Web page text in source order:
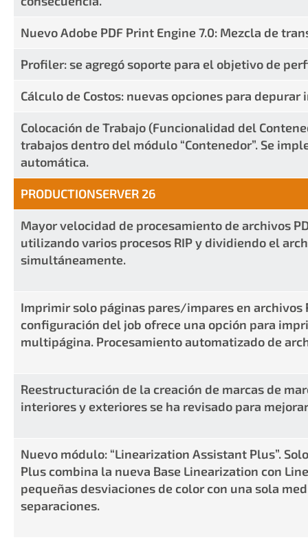
Nuevo Adobe PDF Print Engine 7.0: Mezcla de
Profiler: se agregó soporte para el objetivo de
Cálculo de Costos: nuevas opciones para
Colocación de Trabajo (Funcionalidad del
trabajos dentro del módulo “Contenedor”. Se
automática.
PRODUCTIONSERVER 26
Mayor velocidad de procesamiento de archivos
utilizando varios procesos RIP y dividiendo el
simultáneamente.
Imprimir solo páginas pares/impares en
configuración del job ofrece una opción para
multipágina. Procesamiento automatizado de
Reestructuración de la creación de marcas de
interiores y exteriores se ha revisado para
Nuevo módulo: “Linearization Assistant Plus”.
Plus combina la nueva Base Linearization con
pequeñas desviaciones de color con una sola
separaciones.